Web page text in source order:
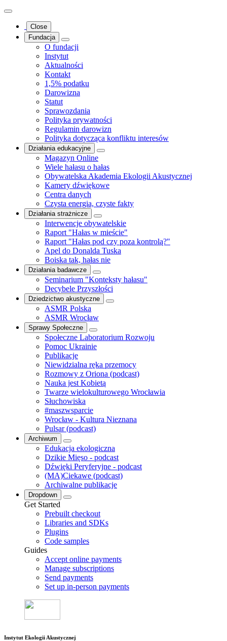
Close
Fundacja
O fundacji
Instytut
Aktualności
Kontakt
1,5% podatku
Darowizna
Statut
Sprawozdania
Polityka prywatności
Regulamin darowizn
Polityka dotycząca konfliktu interesów
Działania edukacyjne
Magazyn Online
Wiele hałasu o hałas
Obywatelska Akademia Ekologii Akustycznej
Kamery dźwiękowe
Centra danych
Czysta energia, czyste fakty
Działania strażnicze
Interwencje obywatelskie
Raport "Hałas w mieście"
Raport "Hałas pod czy poza kontrolą?"
Apel do Donalda Tuska
Boiska tak, hałas nie
Działania badawcze
Seminarium "Konteksty hałasu"
Decybele Przyszłości
Dziedzictwo akustyczne
ASMR Polska
ASMR Wrocław
Sprawy Społeczne
Społeczne Laboratorium Rozwoju
Pomoc Ukrainie
Publikacje
Niewidzialna ręka przemocy
Rozmowy z Oriona (podcast)
Nauka jest Kobietą
Twarze wielokulturowego Wrocławia
Słuchowiska
#maszwsparcie
Wrocław - Kultura Nieznana
Pulsar (podcast)
Archiwum
Edukacja ekologiczna
Dzikie Mięso - podcast
Dźwięki Peryferyjne - podcast
(MA)Ciekawe (podcast)
Archiwalne publikacje
Dropdown
Get Started
Prebuilt checkout
Libraries and SDKs
Plugins
Code samples
Guides
Accept online payments
Manage subscriptions
Send payments
Set up in-person payments
Instytut Ekologii Akustycznej